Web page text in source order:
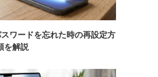
ワードを忘れた時の再設定方
を解説